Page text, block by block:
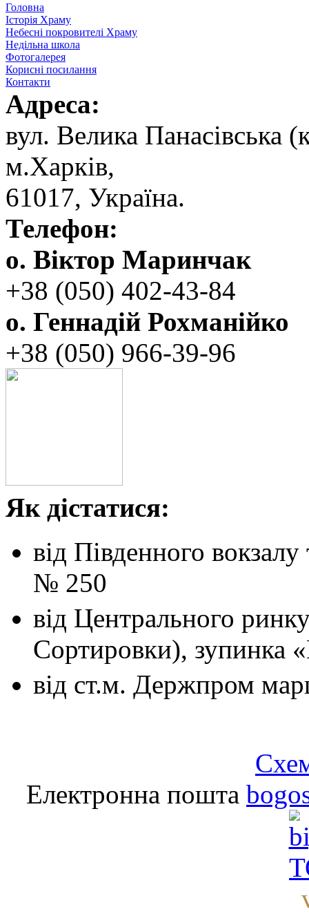
Головна
Історія Храму
Небесні покровителі Храму
Недільна школа
Фотогалерея
Корисні посилання
Контакти
Адреса:
вул. ‬Велика Панасівська
‬м.Харків,
‬61017, ‬Україна.‎
Телефон:
о. Віктор Маринчак
+38 (050)‭ 402-43-84
о. Геннадій Рохманійко
+38 (050)‭ ‬966-39-96
Як дістатися:
від Південного вокзалу
№ 250
від Центрального
Сортировки), зупинка
від ст.м. Держпром
Електронна пошта